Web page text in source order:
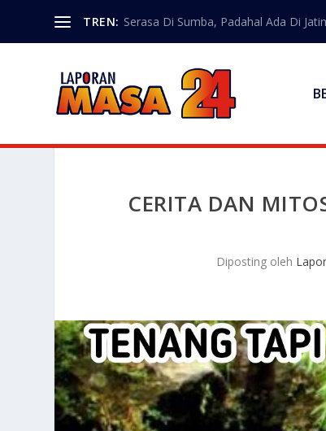
TREN: Serasa Di Sumba, Padahal Ada Di
CERITA DAN
Diposting oleh